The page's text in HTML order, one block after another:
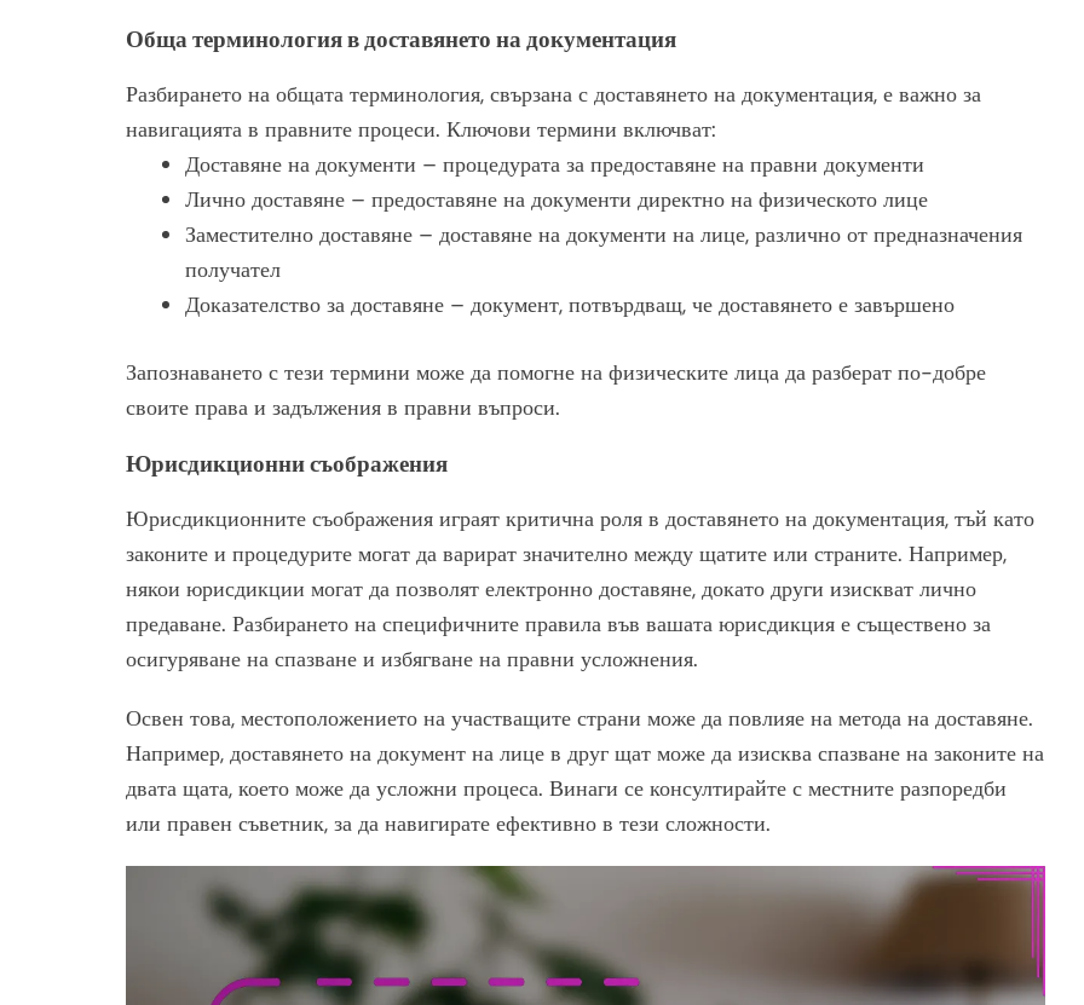
Обща терминология в доставянето на документация
Разбирането на общата терминология, свързана с доставянето на документация, е важно за
навигацията в правните процеси. Ключови термини включват:
Доставяне на документи – процедурата за предоставяне на правни документи
Лично доставяне – предоставяне на документи директно на физическото лице
Заместително доставяне – доставяне на документи на лице, различно от предназначения
получател
Доказателство за доставяне – документ, потвърдващ, че доставянето е завършено
Запознаването с тези термини може да помогне на физическите лица да разберат по-добре
своите права и задължения в правни въпроси.
Юрисдикционни съображения
Юрисдикционните съображения играят критична роля в доставянето на документация, тъй като
законите и процедурите могат да варират значително между щатите или страните. Например,
някои юрисдикции могат да позволят електронно доставяне, докато други изискват лично
предаване. Разбирането на специфичните правила във вашата юрисдикция е съществено за
осигуряване на спазване и избягване на правни усложнения.
Освен това, местоположението на участващите страни може да повлияе на метода на доставяне.
Например, доставянето на документ на лице в друг щат може да изисква спазване на законите на
двата щата, което може да усложни процеса. Винаги се консултирайте с местните разпоредби
или правен съветник, за да навигирате ефективно в тези сложности.